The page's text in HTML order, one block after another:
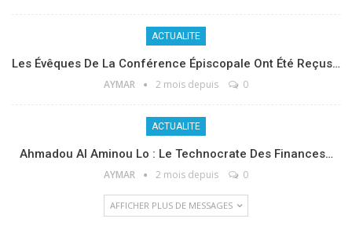
ACTUALITE
Les Évêques De La Conférence Épiscopale Ont Été Reçus…
AYMAR 2 mois depuis 0
ACTUALITE
Ahmadou Al Aminou Lo : Le Technocrate Des Finances…
AYMAR 2 mois depuis 0
AFFICHER PLUS DE MESSAGES